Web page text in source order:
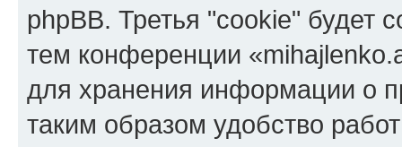
phpBB. Третья "cookie" будет
тем конференции
для хранения информации о
таким образом удобство